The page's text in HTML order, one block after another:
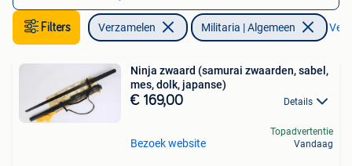
Filters Verzamelen Militaria | Algemeen
Ninja zwaard (samurai zwaarden, sabel,
mes, dolk, japanse)
€ 169,00 Details
Bezoek website
Topadvertentie
Vandaag